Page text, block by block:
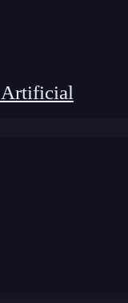
Artificial